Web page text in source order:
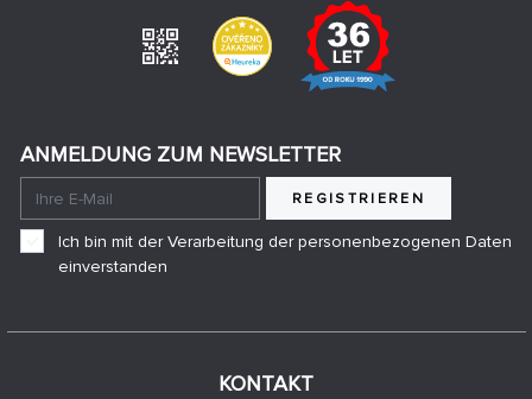
KONTAKT
ANMELDUNG ZUM NEWSLETTER
REGISTRIEREN
Ich bin mit der Verarbeitung der personenbezogenen Daten
einverstanden